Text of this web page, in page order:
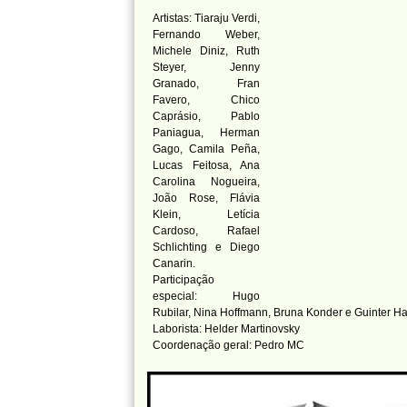
Artistas: Tiaraju Verdi,
Fernando Weber,
Michele Diniz, Ruth
Steyer, Jenny
Granado, Fran
Favero, Chico
Caprásio, Pablo
Paniagua, Herman
Gago, Camila Peña,
Lucas Feitosa, Ana
Carolina Nogueira,
João Rose, Flávia
Klein, Letícia
Cardoso, Rafael
Schlichting e Diego
Canarin.
Participação
especial: Hugo
Rubilar, Nina Hoffmann, Bruna Konder e Guinter
Laborista: Helder Martinovsky
Coordenação geral: Pedro MC